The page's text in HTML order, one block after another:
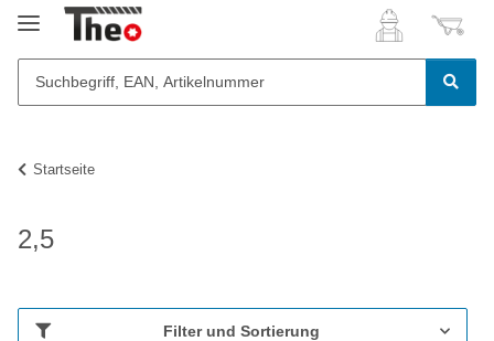
Startseite
2,5
Filter und Sortierung